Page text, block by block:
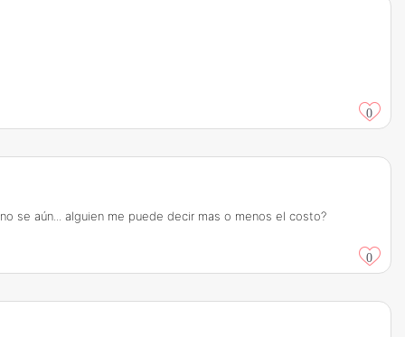
0
se aún... alguien me puede decir mas o menos el costo?
0